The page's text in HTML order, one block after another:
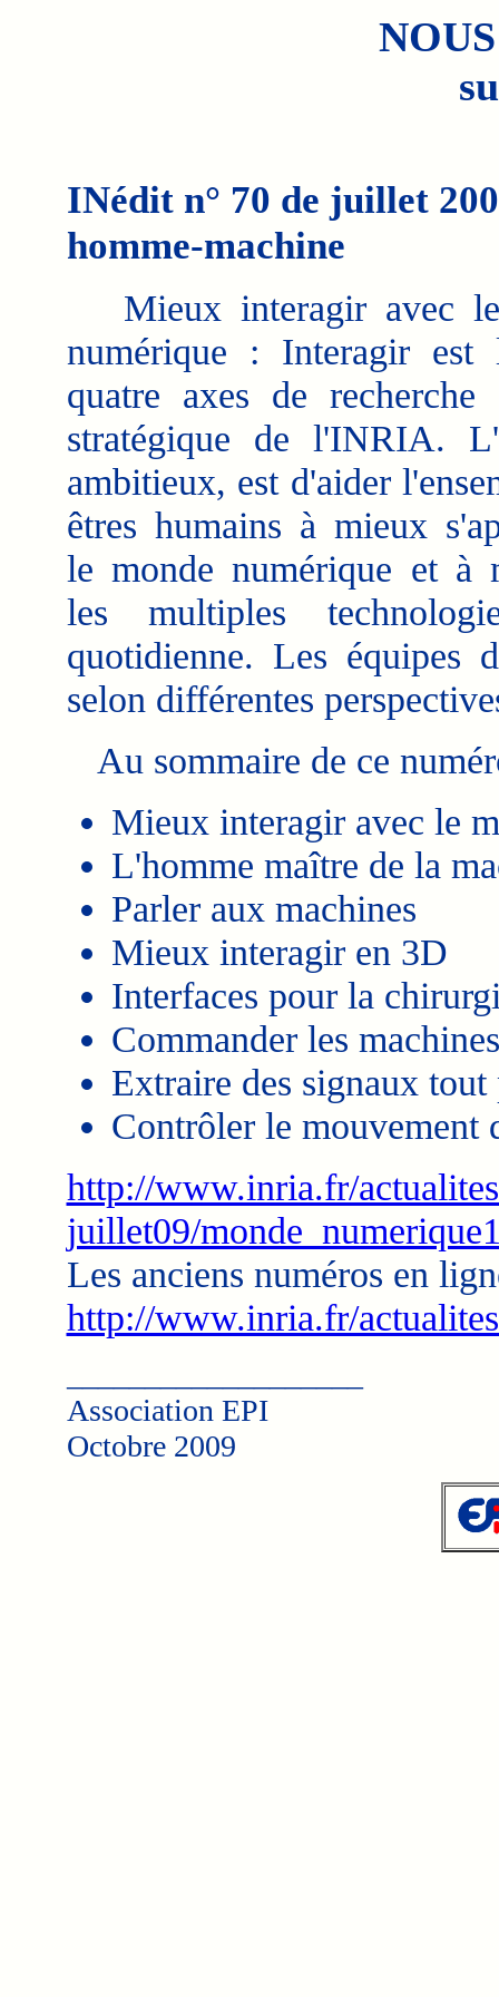
INédit n° 70 de juillet
homme-machine
Mieux interagir avec
numérique : Interagir est
quatre axes de
stratégique de l'INRIA.
ambitieux, est d'aider
êtres humains à mieux
le monde numérique et à
les multiples
quotidienne. Les équipes
selon différentes
Au sommaire de ce
Mieux interagir avec le
L'homme maître de la
Parler aux machines
Mieux interagir en 3D
Interfaces pour la
Commander les
Extraire des signaux tout
Contrôler le mouvement
http://www.inria.fr/
juillet09/
Les anciens numéros en
http://www.inria.fr/
Association EPI
Octobre 2009